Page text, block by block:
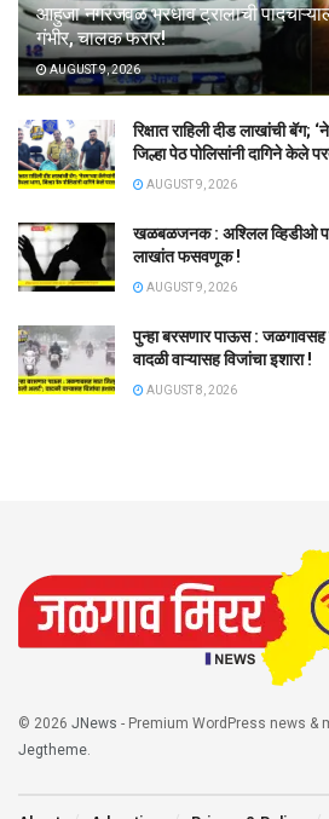
आहुजा नगरजवळ भरधाव ट्रालाची
गंभीर, चालक फरार!
AUGUST 9, 2026
रिक्षात राहिली दीड लाखांची बॅग;
जिल्हा पेठ पोलिसांनी दागिने केले
AUGUST 9, 2026
खळबळजनक : अश्लिल व्हिडीओ
लाखांत फसवणूक !
AUGUST 9, 2026
पुन्हा बरसणार पाऊस : जळगावसह
वादळी वाऱ्यासह विजांचा इशारा !
AUGUST 8, 2026
© 2026 JNews - Premium WordPress news &
Jegtheme